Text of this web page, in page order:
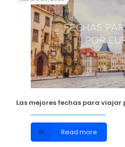
Las mejores fechas para viajar
Read more